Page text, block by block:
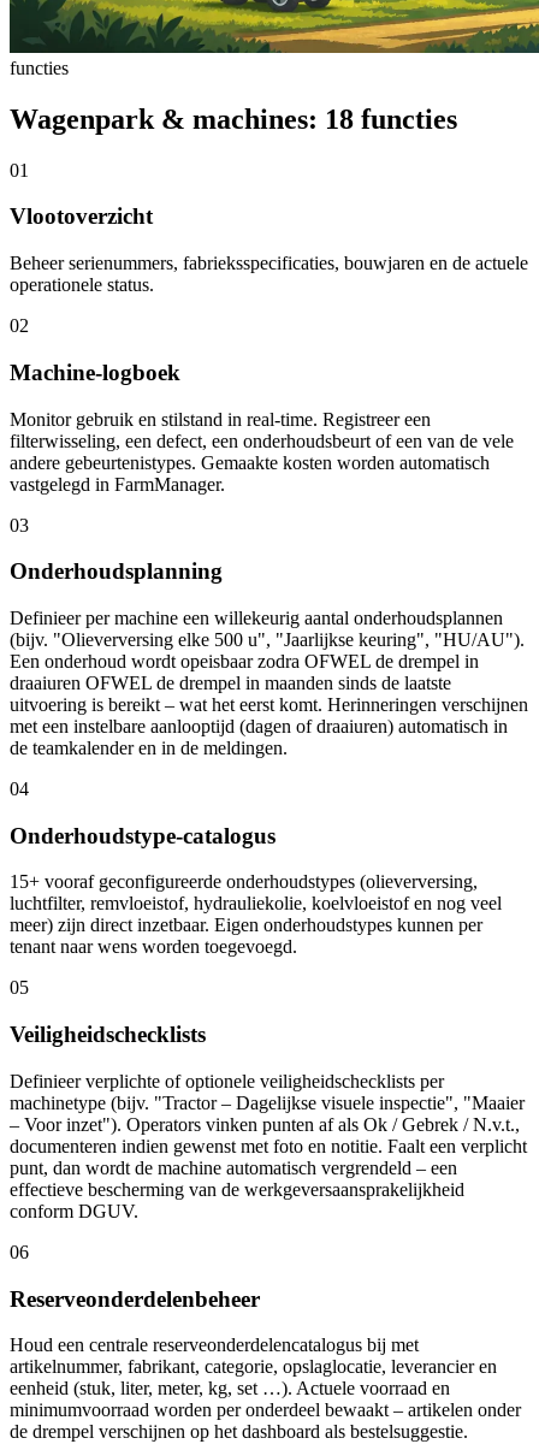
functies
Wagenpark & machines: 18 functies
01
Vlootoverzicht
Beheer serienummers, fabrieksspecificaties, bouwjaren en de actuele
operationele status.
02
Machine-logboek
Monitor gebruik en stilstand in real-time. Registreer een
filterwisseling, een defect, een onderhoudsbeurt of een van de vele
andere gebeurtenistypes. Gemaakte kosten worden automatisch
vastgelegd in FarmManager.
03
Onderhoudsplanning
Definieer per machine een willekeurig aantal onderhoudsplannen
(bijv. "Olieverversing elke 500 u", "Jaarlijkse keuring", "HU/AU").
Een onderhoud wordt opeisbaar zodra OFWEL de drempel in
draaiuren OFWEL de drempel in maanden sinds de laatste
uitvoering is bereikt – wat het eerst komt. Herinneringen verschijnen
met een instelbare aanlooptijd (dagen of draaiuren) automatisch in
de teamkalender en in de meldingen.
04
Onderhoudstype-catalogus
15+ vooraf geconfigureerde onderhoudstypes (olieverversing,
luchtfilter, remvloeistof, hydrauliekolie, koelvloeistof en nog veel
meer) zijn direct inzetbaar. Eigen onderhoudstypes kunnen per
tenant naar wens worden toegevoegd.
05
Veiligheidschecklists
Definieer verplichte of optionele veiligheidschecklists per
machinetype (bijv. "Tractor – Dagelijkse visuele inspectie", "Maaier
– Voor inzet"). Operators vinken punten af als Ok / Gebrek / N.v.t.,
documenteren indien gewenst met foto en notitie. Faalt een verplicht
punt, dan wordt de machine automatisch vergrendeld – een
effectieve bescherming van de werkgeversaansprakelijkheid
conform DGUV.
06
Reserveonderdelenbeheer
Houd een centrale reserveonderdelencatalogus bij met
artikelnummer, fabrikant, categorie, opslaglocatie, leverancier en
eenheid (stuk, liter, meter, kg, set …). Actuele voorraad en
minimumvoorraad worden per onderdeel bewaakt – artikelen onder
de drempel verschijnen op het dashboard als bestelsuggestie.